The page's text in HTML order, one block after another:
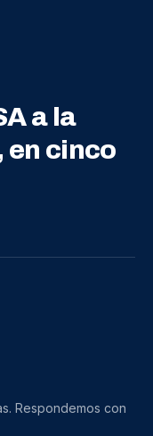
a la
en cinco
Respondemos con